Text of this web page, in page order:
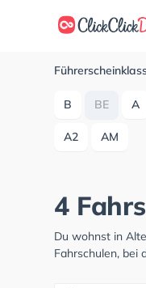
B BE A
A2 AM
4
Du wohnst in
Fahrschulen, bei